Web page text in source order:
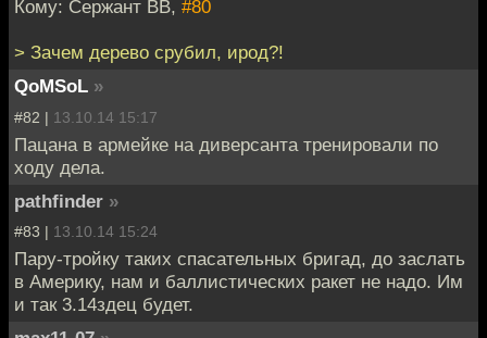
Кому: Сержант ВВ, #80
> Зачем дерево срубил, ирод?!
QoMSoL »
#82 | 13.10.14 15:17
Пацана в армейке на диверсанта тренировали по
ходу дела.
pathfinder »
#83 | 13.10.14 15:24
Пару-тройку таких спасательных бригад, до заслать
в Америку, нам и баллистических ракет не надо. Им
и так 3.14здец будет.